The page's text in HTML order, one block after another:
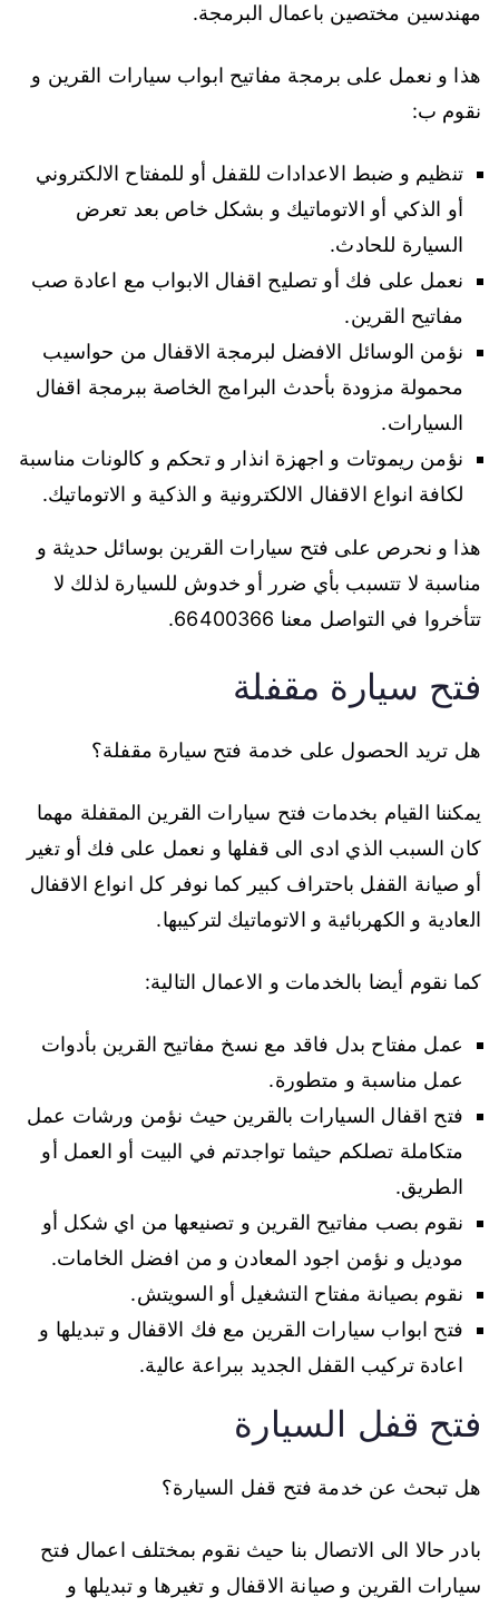
مهندسين مختصين باعمال البرمجة.
هذا و نعمل على برمجة مفاتيح ابواب سيارات القرين و
نقوم ب:
تنظيم و ضبط الاعدادات للقفل أو للمفتاح الالكتروني
أو الذكي أو الاتوماتيك و بشكل خاص بعد تعرض
السيارة للحادث.
نعمل على فك أو تصليح اقفال الابواب مع اعادة صب
مفاتيح القرين.
نؤمن الوسائل الافضل لبرمجة الاقفال من حواسيب
محمولة مزودة بأحدث البرامج الخاصة ببرمجة اقفال
السيارات.
نؤمن ريموتات و اجهزة انذار و تحكم و كالونات مناسبة
لكافة انواع الاقفال الالكترونية و الذكية و الاتوماتيك.
هذا و نحرص على فتح سيارات القرين بوسائل حديثة و
مناسبة لا تتسبب بأي ضرر أو خدوش للسيارة لذلك لا
تتأخروا في التواصل معنا 66400366.
فتح سيارة مقفلة
هل تريد الحصول على خدمة فتح سيارة مقفلة؟
يمكننا القيام بخدمات فتح سيارات القرين المقفلة مهما
كان السبب الذي ادى الى قفلها و نعمل على فك أو تغير
أو صيانة القفل باحتراف كبير كما نوفر كل انواع الاقفال
العادية و الكهربائية و الاتوماتيك لتركيبها.
كما نقوم أيضا بالخدمات و الاعمال التالية:
عمل مفتاح بدل فاقد مع نسخ مفاتيح القرين بأدوات
عمل مناسبة و متطورة.
فتح اقفال السيارات بالقرين حيث نؤمن ورشات عمل
متكاملة تصلكم حيثما تواجدتم في البيت أو العمل أو
الطريق.
نقوم بصب مفاتيح القرين و تصنيعها من اي شكل أو
موديل و نؤمن اجود المعادن و من افضل الخامات.
نقوم بصيانة مفتاح التشغيل أو السويتش.
فتح ابواب سيارات القرين مع فك الاقفال و تبديلها و
اعادة تركيب القفل الجديد ببراعة عالية.
فتح قفل السيارة
هل تبحث عن خدمة فتح قفل السيارة؟
بادر حالا الى الاتصال بنا حيث نقوم بمختلف اعمال فتح
سيارات القرين و صيانة الاقفال و تغيرها و تبديلها و